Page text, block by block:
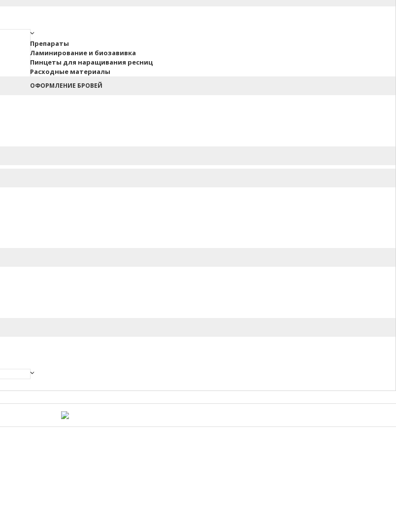
Препараты
Ламинирование и биозавивка
Пинцеты для наращивания ресниц
Расходные материалы
ОФОРМЛЕНИЕ БРОВЕЙ